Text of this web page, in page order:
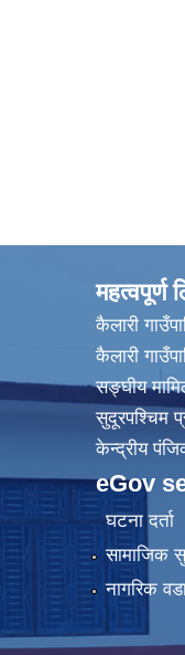
महत्वपूर्ण
कैलारी
कैलारी
सङ्घीय
सुदूरपश्चिम
केन्द्रीय
eGov
घटना दर्ता
सामाजिक
नागरिक